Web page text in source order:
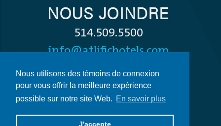
Nous utilisons des témoins de connexion
pour vous offrir la meilleure expérience
possible sur notre site Web. En savoir plus
J'accepte
NOUS JOINDRE
514.509.5500
info@atlifichotels.com